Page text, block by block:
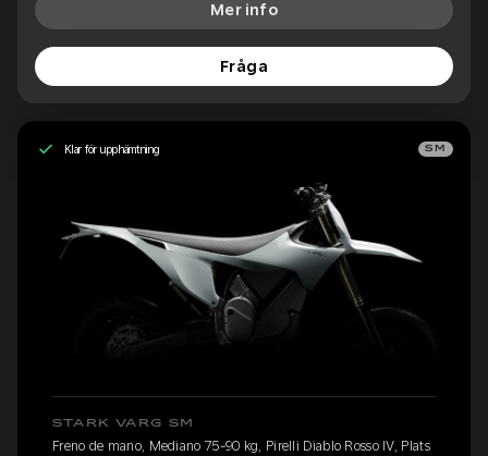
Mer info
Fråga
Klar för upphämtning SM
STARK VARG SM
Freno de mano, Mediano 75-90 kg, Pirelli Diablo Rosso IV, Plats